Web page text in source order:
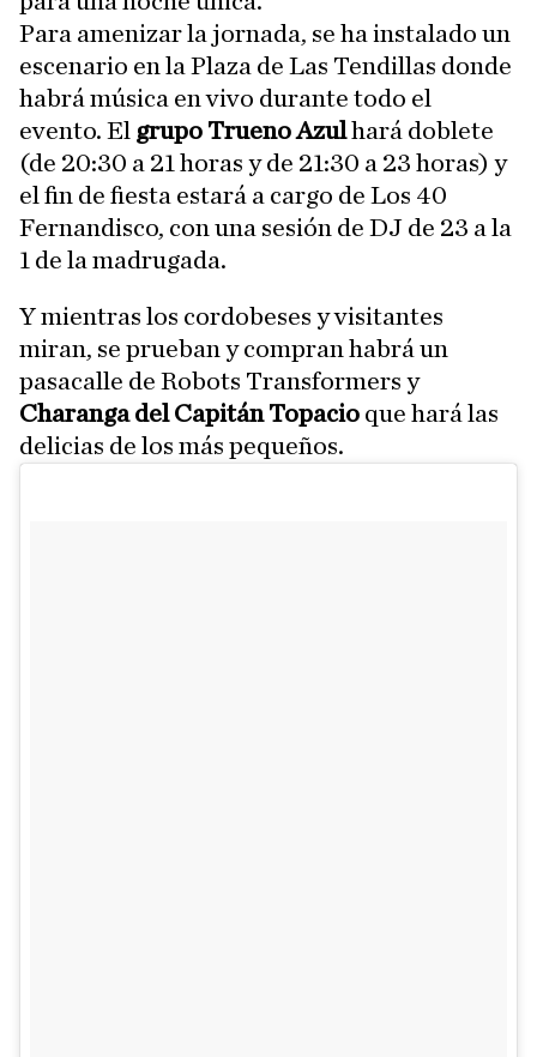
Para amenizar la jornada, se ha instalado un
escenario en la Plaza de Las Tendillas donde
habrá música en vivo durante todo el
evento. El grupo Trueno Azulhará doblete
(de 20:30 a 21 horas y de 21:30 a 23 horas) y
el fin de fiesta estará a cargo de Los 40
Fernandisco, con una sesión de DJ de 23 a la
1 de la madrugada.
Y mientras los cordobeses y visitantes
miran, se prueban y compran habrá un
pasacalle de Robots Transformers y
Charanga del Capitán Topacio que hará las
delicias de los más pequeños.